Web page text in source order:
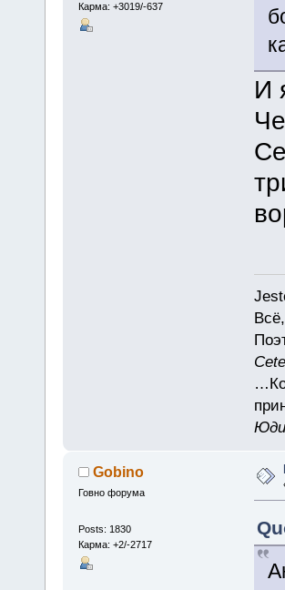
Карма: +3019/-637
И
Gobino
Говно форума
Posts: 1830
Карма: +2/-2717